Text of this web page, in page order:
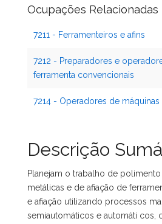
Ocupações Relacionadas
7211 - Ferramenteiros e afins
7212 - Preparadores e
ferramenta convencionais
7214 - Operadores de
Descrição
Planejam o trabalho de
metálicas e de afiação de
e afiação utilizando processos
semiautomáticos e automáti cos,